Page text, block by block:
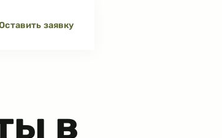
заявку
в